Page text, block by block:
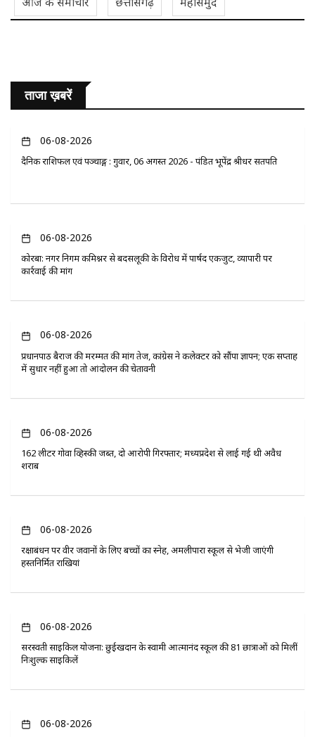
ताजा ख़बरें
06-08-2026
दैनिक राशिफल एवं पञ्चाङ्ग : गुरुवार, 06 अगस्त 2026 - पंडित भूपेंद्र श्रीधर सतपति
06-08-2026
कोरबा: नगर निगम कमिश्नर से बदसलूकी के विरोध में पार्षद एकजुट, व्यापारी पर
कार्रवाई की मांग
06-08-2026
प्रधानपाठ बैराज की मरम्मत की मांग तेज, कांग्रेस ने कलेक्टर को सौंपा ज्ञापन; एक सप्ताह
में सुधार नहीं हुआ तो आंदोलन की चेतावनी
06-08-2026
162 लीटर गोवा व्हिस्की जब्त, दो आरोपी गिरफ्तार; मध्यप्रदेश से लाई गई थी अवैध
शराब
06-08-2026
रक्षाबंधन पर वीर जवानों के लिए बच्चों का स्नेह, अमलीपारा स्कूल से भेजी जाएंगी
हस्तनिर्मित राखियां
06-08-2026
सरस्वती साइकिल योजना: छुईखदान के स्वामी आत्मानंद स्कूल की 81 छात्राओं को मिलीं
निःशुल्क साइकिलें
06-08-2026